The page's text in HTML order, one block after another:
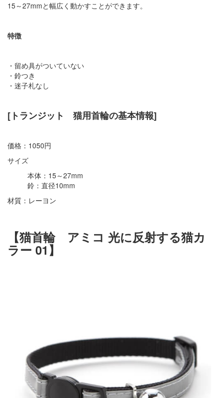
15～27mmと幅広く動かすことができます。
特徴
・留め具がついていない
・鈴つき
・迷子札なし
[トランジット 猫用首輪の基本情報]
価格：1050円
サイズ
本体：15～27mm
鈴：直径10mm
材質：レーヨン
【猫首輪 アミコ 光に反射する猫カ
ラー 01】